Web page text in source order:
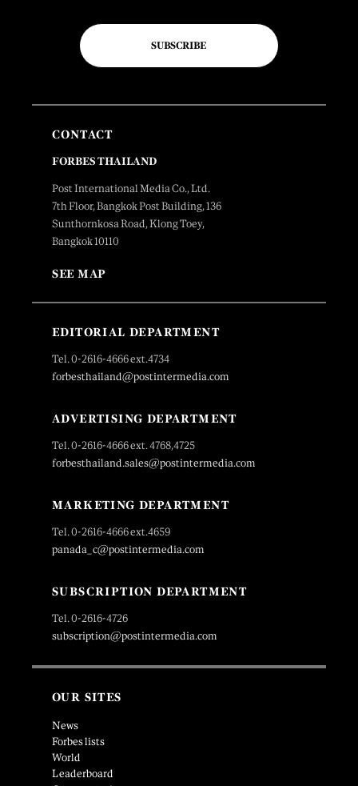
SUBSCRIBE
CONTACT
FORBES THAILAND
Post International Media Co., Ltd.
7th Floor, Bangkok Post Building, 136
Sunthornkosa Road, Klong Toey,
Bangkok 10110
SEE MAP
EDITORIAL DEPARTMENT
Tel. 0-2616-4666 ext.4734
forbesthailand@postintermedia.com
ADVERTISING DEPARTMENT
Tel. 0-2616-4666 ext. 4768,4725
forbesthailand.sales@postintermedia.com
MARKETING DEPARTMENT
Tel. 0-2616-4666 ext.4659
panada_c@postintermedia.com
SUBSCRIPTION DEPARTMENT
Tel. 0-2616-4726
subscription@postintermedia.com
OUR SITES
News
Forbes lists
World
Leaderboard